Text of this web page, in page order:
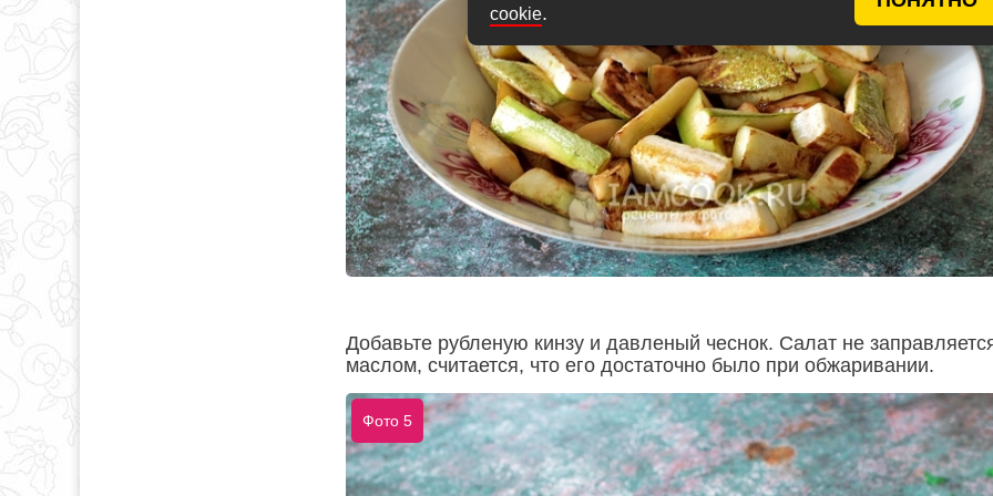
cookie.
Добавьте рубленую кинзу и давленый чеснок. Салат не
маслом, считается, что его достаточно было при обжаривании.
Фото 5